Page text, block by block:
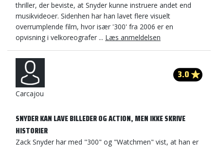
thriller, der beviste, at Snyder kunne instruere andet end
musikvideoer. Sidenhen har han lavet flere visuelt
overrumplende film, hvor især '300' fra 2006 er en
opvisning i velkoreografer ... Læs anmeldelsen
Carcajou
3.0
SNYDER KAN LAVE BILLEDER OG ACTION, MEN IKKE SKRIVE
HISTORIER
Zack Snyder har med "300" og "Watchmen" vist, at han er